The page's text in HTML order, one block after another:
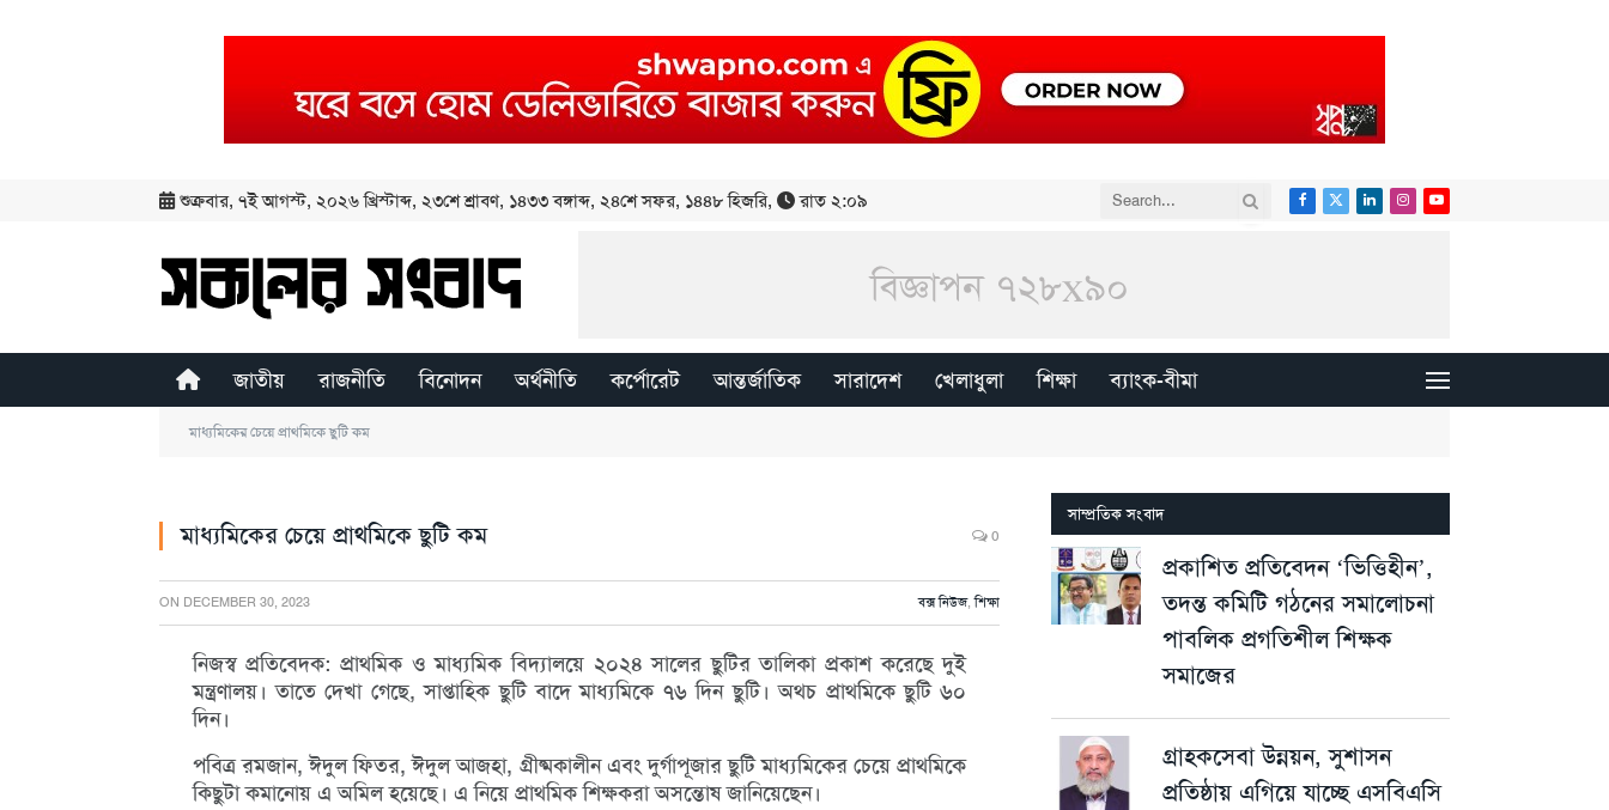
শুক্রবার, ৭ই আগস্ট, ২০২৬ খ্রিস্টাব্দ, ২৩শে শ্রাবণ, ১৪৩৩ বঙ্গাব্দ, ২৪শে সফর, ১৪৪৮ হিজরি, রাত ২:০৯ Facebook
X
LinkedInInstagram
YouTube
জাতীয় রাজনীতি বিনোদন অর্থনীতি কর্পোরেট আন্তর্জাতিক সারাদেশ খেলাধুলা শিক্ষা ব্যাংক-বীমা
মাধ্যমিকের চেয়ে প্রাথমিকে ছুটি কম
মাধ্যমিকের চেয়ে প্রাথমিকে ছুটি কম 0
ON DECEMBER 30, 2023 বক্স নিউজ,শিক্ষা
নিজস্ব প্রতিবেদক: প্রাথমিক ও মাধ্যমিক বিদ্যালয়ে ২০২৪ সালের ছুটির তালিকা প্রকাশ করেছে দুই
মন্ত্রণালয়। তাতে দেখা গেছে, সাপ্তাহিক ছুটি বাদে মাধ্যমিকে ৭৬ দিন ছুটি। অথচ প্রাথমিকে ছুটি ৬০
দিন।
পবিত্র রমজান, ঈদুল ফিতর, ঈদুল আজহা, গ্রীষ্মকালীন এবং দুর্গাপূজার ছুটি মাধ্যমিকের চেয়ে প্রাথমিকে
কিছুটা কমানোয় এ অমিল হয়েছে। এ নিয়ে প্রাথমিক শিক্ষকরা অসন্তোষ জানিয়েছেন।
সাম্প্রতিক সংবাদ
প্রকাশিত প্রতিবেদন ‘ভিত্তিহীন’,
তদন্ত কমিটি গঠনের সমালোচনা
পাবলিক প্রগতিশীল শিক্ষক
সমাজের
গ্রাহকসেবা উন্নয়ন, সুশাসন
প্রতিষ্ঠায় এগিয়ে যাচ্ছে এসবিএসি